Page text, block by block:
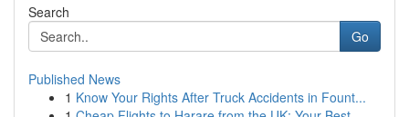
Search
Go
Published News
1 Know Your Rights After Truck Accidents in Fount...